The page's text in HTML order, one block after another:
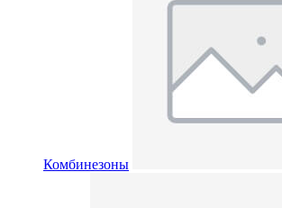
Комбинезоны